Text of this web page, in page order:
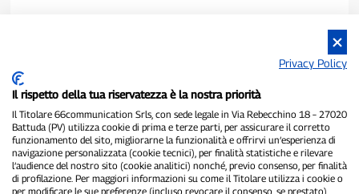
P300.it è una Testata Giornalistica indipendente
Registrazione numero 1/2021 del 1/2/2021 - Tribunale di Pavia
Privacy Policy
Il rispetto della tua riservatezza è la nostra priorità
Il Titolare 66communication Srls, con sede legale in Via Rebecchino 18 – 27020
Battuda (PV) utilizza cookie di prima e terze parti, per assicurare il corretto
funzionamento del sito, migliorarne la funzionalità e offrirvi un’esperienza di
navigazione personalizzata (cookie tecnici), per finalità statistiche e rilevare
l’audience del nostro sito (cookie analitici) nonché, previo consenso, per finalità
di profilazione. Per maggiori informazioni su come il Titolare utilizza i cookie o
per modificare le sue preferenze (incluso revocare il consenso, se prestato),